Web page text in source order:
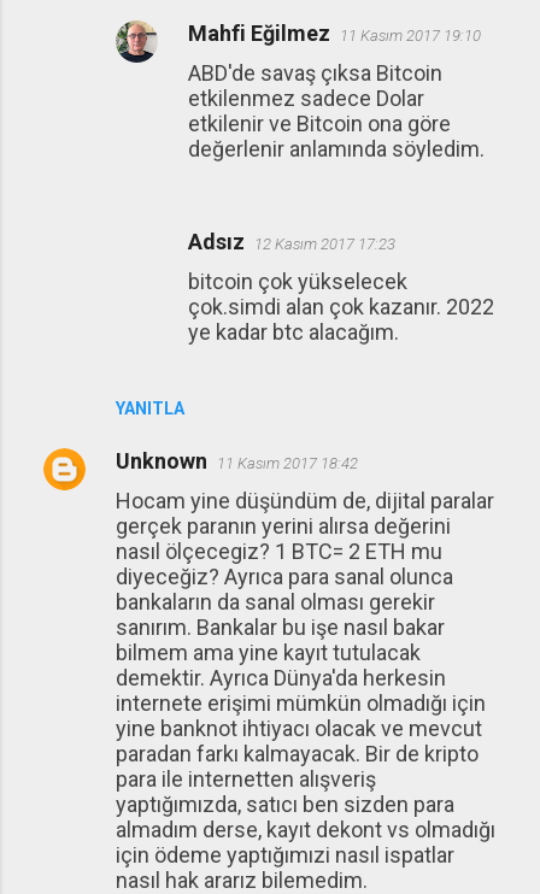
YANITLA
Mahfi Eğilmez 11 Kasım 2017 19:10
ABD'de savaş çıksa Bitcoin
etkilenmez sadece Dolar
etkilenir ve Bitcoin ona göre
değerlenir anlamında söyledim.
Adsız 12 Kasım 2017 17:23
bitcoin çok yükselecek
çok.simdi alan çok kazanır. 2022
ye kadar btc alacağım.
Unknown 11 Kasım 2017 18:42
Hocam yine düşündüm de, dijital paralar
gerçek paranın yerini alırsa değerini
nasıl ölçecegiz? 1 BTC= 2 ETH mu
diyeceğiz? Ayrıca para sanal olunca
bankaların da sanal olması gerekir
sanırım. Bankalar bu işe nasıl bakar
bilmem ama yine kayıt tutulacak
demektir. Ayrıca Dünya'da herkesin
internete erişimi mümkün olmadığı için
yine banknot ihtiyacı olacak ve mevcut
paradan farkı kalmayacak. Bir de kripto
para ile internetten alışveriş
yaptığımızda, satıcı ben sizden para
almadım derse, kayıt dekont vs olmadığı
için ödeme yaptığımızi nasıl ispatlar
nasıl hak ararız bilemedim.